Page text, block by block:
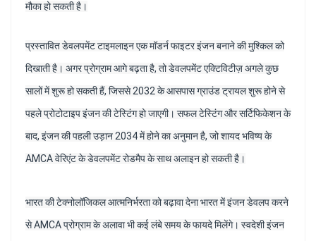
मौका हो सकती है।
प्रस्तावित डेवलपमेंट टाइमलाइन एक मॉडर्न फाइटर इंजन बनाने की मुश्किल को
दिखाती है। अगर प्रोग्राम आगे बढ़ता है, तो डेवलपमेंट एक्टिविटीज़ अगले कुछ
सालों में शुरू हो सकती हैं, जिससे 2032 के आसपास ग्राउंड ट्रायल शुरू होने से
पहले प्रोटोटाइप इंजन की टेस्टिंग हो जाएगी। सफल टेस्टिंग और सर्टिफिकेशन के
बाद, इंजन की पहली उड़ान 2034 में होने का अनुमान है, जो शायद भविष्य के
AMCA वेरिएंट के डेवलपमेंट रोडमैप के साथ अलाइन हो सकती है।
भारत की टेक्नोलॉजिकल आत्मनिर्भरता को बढ़ावा देना भारत में इंजन डेवलप करने
से AMCA प्रोग्राम के अलावा भी कई लंबे समय के फायदे मिलेंगे। स्वदेशी इंजन